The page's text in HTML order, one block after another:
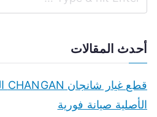
أحدث المقالات
الأصلية صيانة فورية